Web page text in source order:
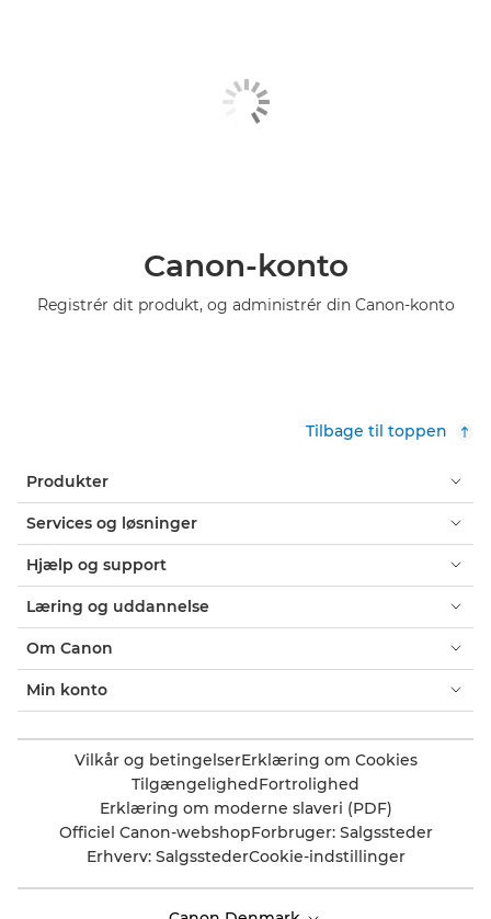
Canon-konto
Registrér dit produkt, og administrér din Canon-konto
Tilbage til toppen
Produkter
Services og løsninger
Hjælp og support
Læring og uddannelse
Om Canon
Min konto
Vilkår og betingelserErklæring om Cookies
TilgængelighedFortrolighed
Erklæring om moderne slaveri (PDF)
Officiel Canon-webshopForbruger: Salgssteder
Erhverv: SalgsstederCookie-indstillinger